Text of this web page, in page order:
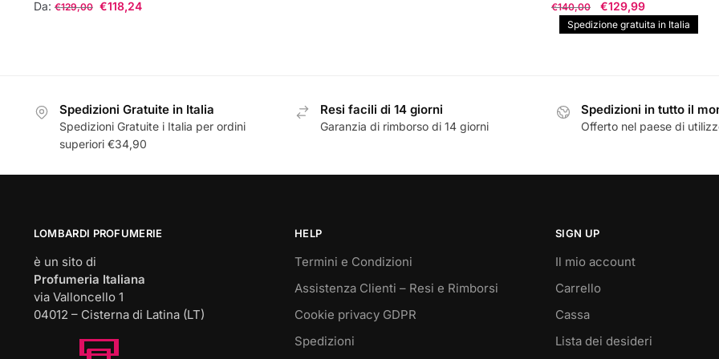
Da: €129,00 €118,24
varianti.
opzioni
possono
nella
pagina
del
prodotto
€140,00
Il
prezzo
€129,99
prezzo
Spedizione gratuita in Italia
Spedizioni Gratuite in Italia
Spedizioni Gratuite i Italia per ordini
superiori €34,90
Resi facili di 14 giorni
Garanzia di rimborso di 14 giorni
Spedizioni in tutto il
Offerto nel paese di
LOMBARDI PROFUMERIE
è un sito di
Profumeria Italiana
via Valloncello 1
04012 – Cisterna di Latina (LT)
HELP
Termini e Condizioni
Assistenza Clienti – Resi e Rimborsi
Cookie privacy GDPR
Spedizioni
SIGN UP
Il mio account
Carrello
Cassa
Lista dei desideri